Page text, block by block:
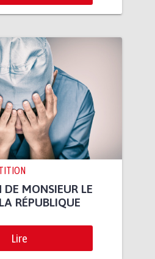
MONSIEUR LE
RÉPUBLIQUE
Lire